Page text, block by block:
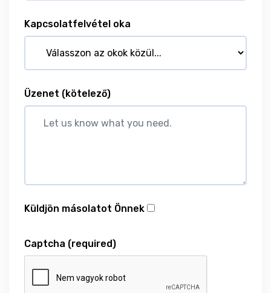
Kapcsolatfelvétel oka
Üzenet (kötelező)
Küldjön másolatot Önnek
Captcha (required)